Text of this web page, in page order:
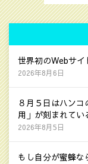
世界初のWebサイ
2026年8月6日
８月５日はハン
用」が刻まれてい
2026年8月5日
もし自分が蜜蜂な